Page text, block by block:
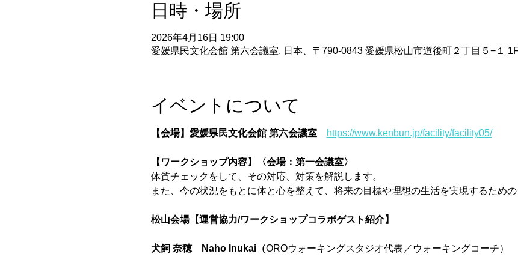
日時・場所
2026年4月16日 19:00
愛媛県民文化会館 第六会議室, 日本、〒790-0843 愛媛県松山市道後町２丁目５−１
イベントについて
【会場】愛媛県民文化会館 第六会議室 https://www.kenbun.jp/facility/facility05/
【ワークショップ内容】〈会場：第一会議室〉
体質チェックをして、その対応、対策を解説します。
また、今の状況をもとに体と心を整えて、将来の目標や理想の生活を実現するための
松山会場【運営協力/ワークショップコラボゲスト紹介】
犬飼 奈穂　Naho Inukai（OROウォーキングスタジオ代表／ウォーキングコーチ）